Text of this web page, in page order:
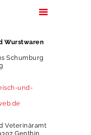
Wurstwaren
Schumburg
und-
Veterinäramt
Genthin